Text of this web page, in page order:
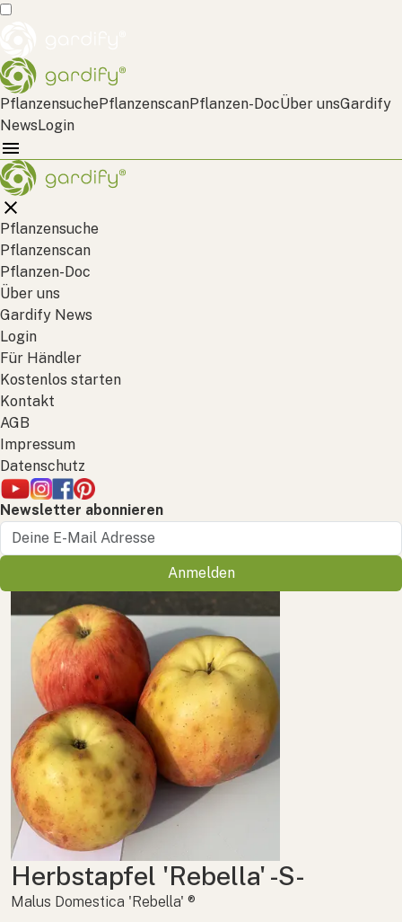
PflanzensuchePflanzenscanPflanzen-DocÜber unsGardify
NewsLogin
Pflanzensuche
Pflanzenscan
Pflanzen-Doc
Über uns
Gardify News
Login
Für Händler
Kostenlos starten
Kontakt
AGB
Impressum
Datenschutz
Newsletter abonnieren
Anmelden
Herbstapfel 'Rebella' -S-
Malus Domestica 'Rebella' ®